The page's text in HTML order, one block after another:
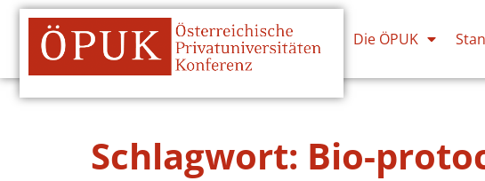
Die ÖPUK
Schlagwort: Bio-